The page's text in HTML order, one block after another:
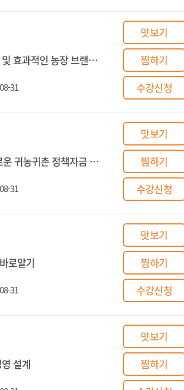
프롬프트의 이해 및 효과적인 농장 브랜딩 설계
31
맛보기
찜하기
수강신청
[귀농귀촌]슬기로운 귀농귀촌 정책자금 알아보기
31
맛보기
찜하기
수강신청
로알기
31
맛보기
찜하기
수강신청
설계
맛보기
찜하기